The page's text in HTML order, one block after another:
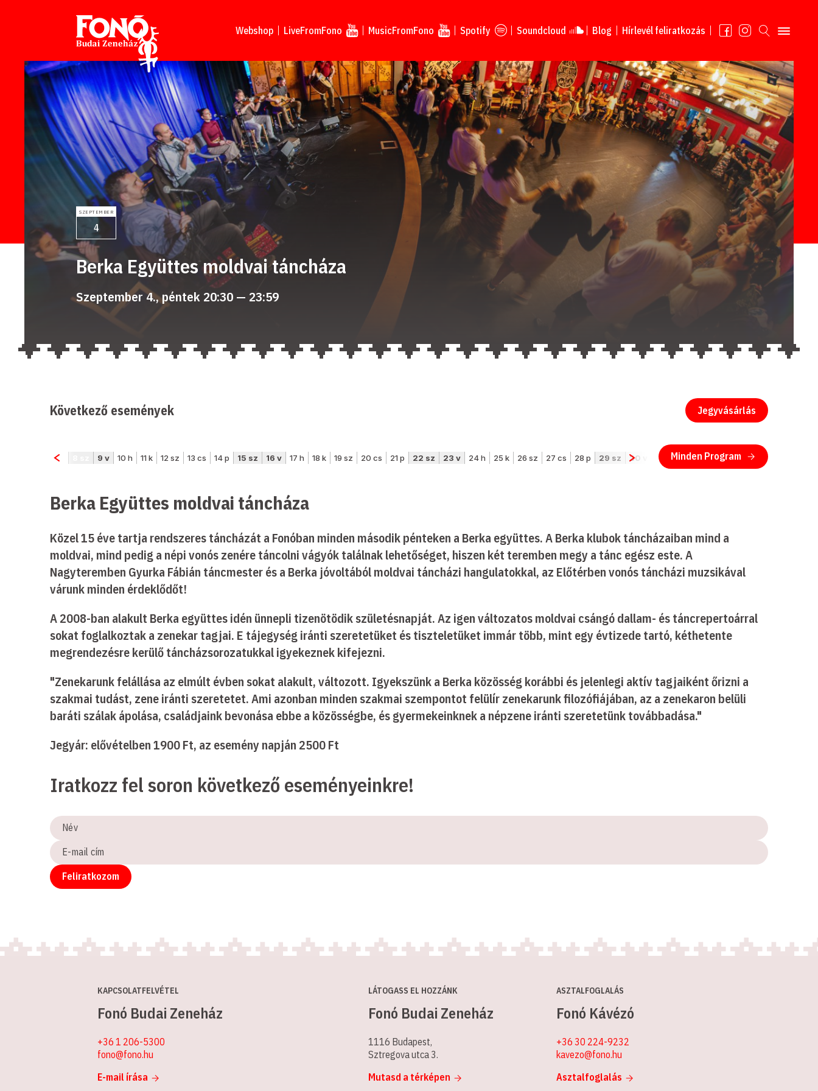
Tovább a tartalomhoz
Webshop LiveFromFono MusicFromFono Spotify Soundcloud Blog Hírlevél feliratkozás
SZEPTEMBER
4
Berka Együttes moldvai táncháza
Szeptember 4., péntek 20:30 — 23:59
Jegyvásárlás
Következő események
Berka Együttes moldvai táncháza
Közel 15 éve tartja rendszeres táncházát a Fonóban minden második pénteken a Berka együttes. A Berka klubok táncházaiban mind a
moldvai, mind pedig a népi vonós zenére táncolni vágyók találnak lehetőséget, hiszen két teremben megy a tánc egész este. A
Nagyteremben Gyurka Fábián táncmester és a Berka jóvoltából moldvai táncházi hangulatokkal, az Előtérben vonós táncházi muzsikával
várunk minden érdeklődőt!
A 2008-ban alakult Berka együttes idén ünnepli tizenötödik születésnapját. Az igen változatos moldvai csángó dallam- és táncrepertoárral
sokat foglalkoztak a zenekar tagjai. E tájegység iránti szeretetüket és tiszteletüket immár több, mint egy évtizede tartó, kéthetente
megrendezésre kerülő táncházsorozatukkal igyekeznek kifejezni.
"Zenekarunk felállása az elmúlt évben sokat alakult, változott. Igyekszünk a Berka közösség korábbi és jelenlegi aktív tagjaiként őrizni a
szakmai tudást, zene iránti szeretetet. Ami azonban minden szakmai szempontot felülír zenekarunk filozófiájában, az a zenekaron belüli
baráti szálak ápolása, családjaink bevonása ebbe a közösségbe, és gyermekeinknek a népzene iránti szeretetünk továbbadása."
Jegyár: elővételben 1900 Ft, az esemény napján 2500 Ft
Iratkozz fel soron következő eseményeinkre!
Név
E-
mail
cím
Feliratkozom
KAPCSOLATFELVÉTEL
Fonó Budai Zeneház
+36 1 206-5300
fono@fono.hu
E-mail írása
LÁTOGASS EL HOZZÁNK
Fonó Budai Zeneház
1116 Budapest,
Sztregova utca 3.
Mutasd a térképen
ASZTALFOGLALÁS
Fonó Kávézó
+36 30 224-9232
kavezo@fono.hu
Asztalfoglalás